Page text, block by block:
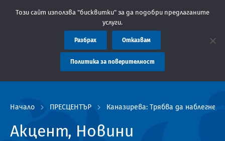
Областна администрация Пловдив препоръчва заплащането
Начало ПРЕСЦЕНТЪР Каназирева: Трябва да
Акцент, Новини
Този сайт използва "бисквитки" за да подобри предлаганите
услуги.
Разбрах Отказвам
Политика за поверителност